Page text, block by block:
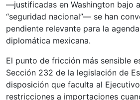
—justificadas en Washington bajo
“seguridad nacional”— se han
pendiente relevante para la
diplomática mexicana.
El punto de fricción más sensible
Sección 232 de la legislación de
disposición que faculta al
restricciones a importaciones